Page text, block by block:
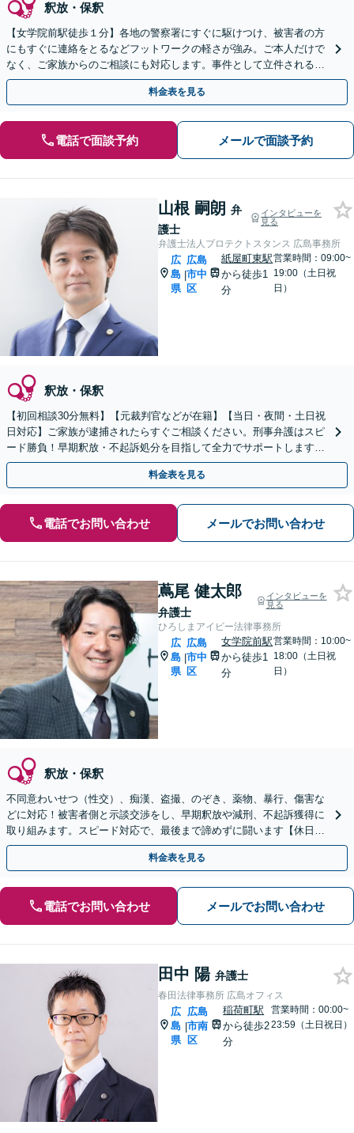
釈放・保釈
【女学院前駅徒歩１分】各地の警察署にすぐに駆けつけ、被害者の方
にもすぐに連絡をとるなどフットワークの軽さが強み。ご本人だけで
なく、ご家族からのご相談にも対応します。事件として立件される前
のご相談にも対応できます。
料金表を見る
電話で面談予約 メールで面談予約
山根 嗣朗 弁
護士
インタビューを
見る
弁護士法人プロテクトスタンス 広島事務所
広
島
県
|
広島
市中
区
紙屋町東駅
から徒歩1
分
営業時間：09:00~
19:00（土日祝
日）
釈放・保釈
【初回相談30分無料】【元裁判官などが在籍】【当日・夜間・土日祝
日対応】ご家族が逮捕されたらすぐご相談ください。刑事弁護はスピ
ード勝負！早期釈放・不起訴処分を目指して全力でサポートします。
【スピード対応】
料金表を見る
電話でお問い合わせ メールでお問い合わせ
蔦尾 健太郎
弁護士
インタビューを
見る
ひろしまアイビー法律事務所
広
島
県
|
広島
市中
区
女学院前駅
から徒歩1
分
営業時間：10:00~
18:00（土日祝
日）
釈放・保釈
不同意わいせつ（性交）、痴漢、盗撮、のぞき、薬物、暴行、傷害な
どに対応！被害者側と示談交渉をし、早期釈放や減刑、不起訴獲得に
取り組みます。スピード対応で、最後まで諦めずに闘います【休日・
夜間対応】【女学院前駅1分】【弁護士歴15年以上】
料金表を見る
電話でお問い合わせ メールでお問い合わせ
田中 陽 弁護士
春田法律事務所 広島オフィス
広
島
県
|
広島
市南
区
稲荷町駅
から徒歩2
分
営業時間：00:00~
23:59（土日祝日）